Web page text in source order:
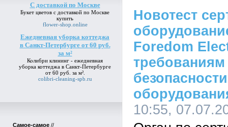
С доставкой по Москве
Букет цветов с доставкой по Москве
купить
flower-shop.online
Ежедневная уборка коттеджа
в Санкт-Петербурге от 60 руб.
за м²
Колибри клининг - ежедневная
уборка коттеджа в Санкт-Петербурге
от 60 руб. за м².
colibri-cleaning-spb.ru
Самое-самое //
Новотест
Foredom
требованиям
10:55,